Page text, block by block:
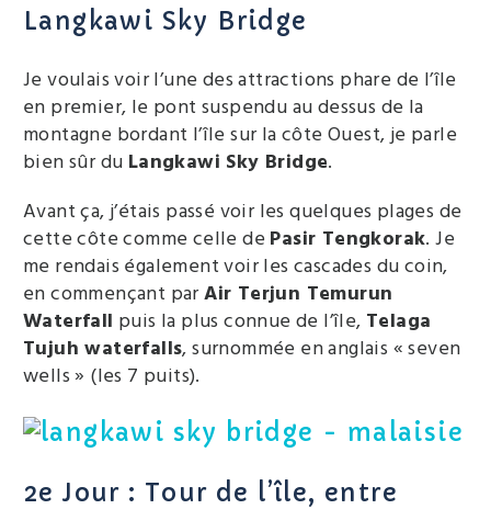
Langkawi Sky Bridge
Je voulais voir l’une des attractions phare de l’île
en premier, le pont suspendu au dessus de la
montagne bordant l’île sur la côte Ouest, je parle
bien sûr du Langkawi Sky Bridge.
Avant ça, j’étais passé voir les quelques plages de
cette côte comme celle de Pasir Tengkorak. Je
me rendais également voir les cascades du coin,
en commençant parAir Terjun Temurun
Waterfall puis la plus connue de l’île, Telaga
Tujuh waterfalls, surnommée en anglais « seven
wells » (les 7 puits).
2e Jour : Tour de l’île, entre